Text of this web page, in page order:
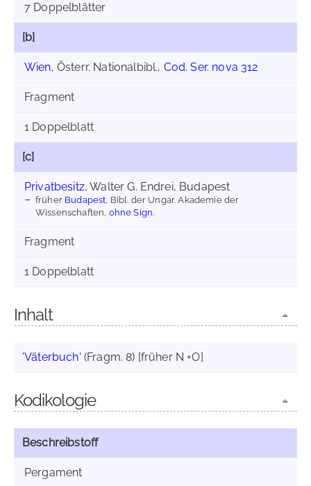
7 Doppelblätter
[b]
Wien, Österr. Nationalbibl., Cod. Ser. nova 312
Fragment
1 Doppelblatt
[c]
Privatbesitz, Walter G. Endrei, Budapest
früher Budapest , Bibl. der Ungar. Akademie der
Wissenschaften, ohne Sign.
Fragment
1 Doppelblatt
Inhalt
'Väterbuch' (Fragm. 8) [früher N +O]
Kodikologie
Beschreibstoff
Pergament